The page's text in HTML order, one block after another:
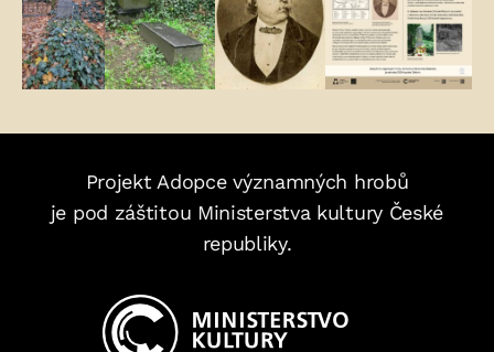
Projekt Adopce významných hrobů
je pod záštitou Ministerstva kultury České
republiky.